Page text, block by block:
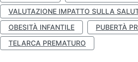
VALUTAZIONE IMPATTO SULLA
OBESITÀ INFANTILE
PUBERTÀ
TELARCA PREMATURO